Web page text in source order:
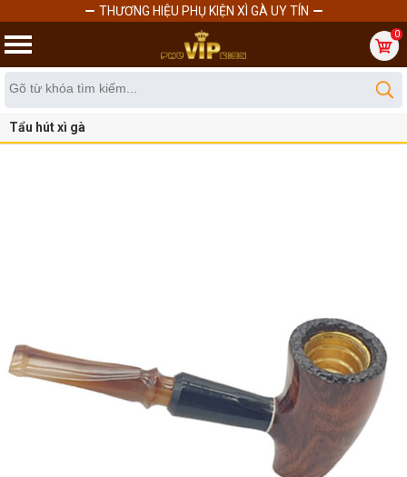
0
Tẩu hút xì gà
THƯƠNG HIỆU PHỤ KIỆN XÌ GÀ UY TÍN